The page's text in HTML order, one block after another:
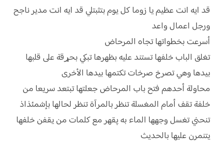
قد ايه انت عظيم يا زوما كل يوم بتثبتلي قد ايه انت مدير ناجح
ورجل اعمال واعد
أسرعت بخطواتها تجاه المرحاض
تغلق الباب خلفها تستند عليه بظهرها تبكي بحړقة على قلبها
بيدها وهي تصرخ صرخات تكتمها بيدها الأخرى
محاولة أحدهم فتح باب المرحاض جعلتها تبتعد سريعا من
خلفة تقف أمام المغسلة تنظر بالمرآة تنظر لحالها بإشمئذاذ
تنحني تغسل وجهها الماء به پقهر مع كلمات من يقفن خلفها
يتنمرن عليها بالحديث